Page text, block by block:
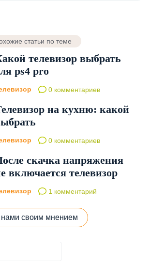
статьи по теме
телевизор выбрать
ps4 pro
0 комментариев
на кухню: какой
0 комментариев
скачка напряжения
включается телевизор
1 комментарий
нами своим мнением